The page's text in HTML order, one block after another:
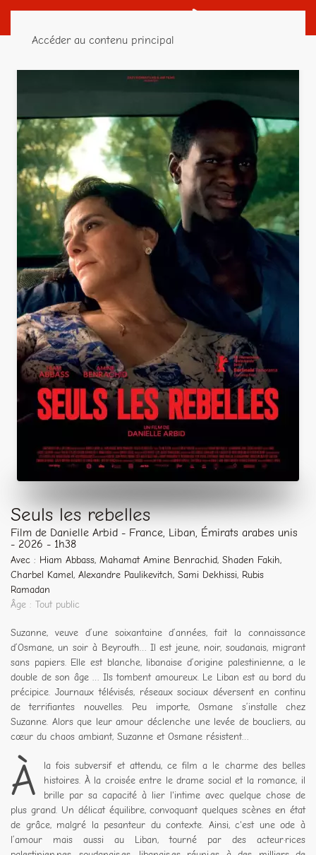
Accéder au contenu principal
Seuls les rebelles
Film de Danielle Arbid - France, Liban, Émirats arabes unis
- 2026 - 1h38
Avec : Hiam Abbass, Mahamat Amine Benrachid, Shaden Fakih,
Charbel Kamel, Alexandre Paulikevitch, Sami Dekhissi, Rubis
Ramadan
Âge : Tout public
Suzanne, veuve d’une soixantaine d’années, fait la connaissance
d’Osmane, un soir à Beyrouth… Il est jeune, noir, soudanais, migrant
sans papiers. Elle est blanche, libanaise d’origine palestinienne, a le
double de son âge … Ils tombent amoureux. Le Liban est au bord du
précipice. Journaux télévisés, réseaux sociaux déversent en continu
de terrifiantes nouvelles. Peu importe, Osmane s’installe chez
Suzanne. Alors que leur amour déclenche une levée de boucliers, au
cœur du chaos ambiant, Suzanne et Osmane résistent…
À
la fois subversif et attendu, ce film a le charme des belles
histoires. À la croisée entre le drame social et la romance, il
brille par sa capacité à lier l'intime avec quelque chose de
plus grand. Un délicat équilibre, convoquant quelques scènes en état
de grâce, malgré la pesanteur du contexte. Ainsi, c'est une ode à
l’amour mais aussi au Liban, tourné par des acteur·rices